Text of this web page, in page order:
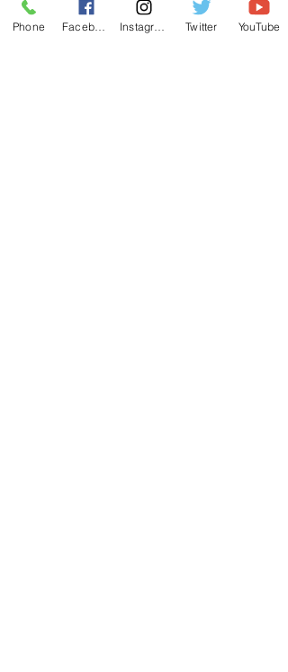
Entradas recientes Ver todo
Phone Twitter YouTube